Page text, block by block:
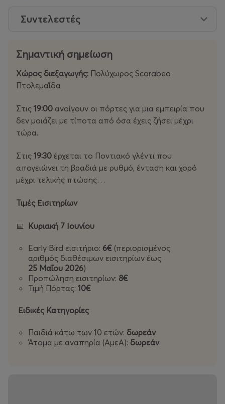
σου, κλείσε έγκαιρα. Αν πάλι έρθεις όρθιος, δεν αλλάζει
Δεν είναι ένα πανηγύρι. Είναι εμπειρία.
Οι πόρτες ανοίγουν στις 19:00 και το ποντιακό γλέντι
ξεκινά από τις 19:30 και συνεχίζεται όσο αντέξουμε…
Panigiri XΓιατί το πανηγύρι θέλει κέφι!
Facebook: https://www.facebook.com/profile.php?
Instagram: https://www.instagram.com/panigirix?
igsh=MXNhYmh5cnBhZjJ1Mw==
Tik Tok: https://www.tiktok.com/@panigirix?_r=1&_t=ZN-
Συντελεστές
Σημαντική σημείωση
Χώρος διεξαγωγής: Πολύχωρος Scarabeo
Πτολεμαΐδα
Στις 19:00 ανοίγουν οι πόρτες για μια εμπειρία που
δεν μοιάζει με τίποτα από όσα έχεις ζήσει μέχρι
τώρα.
Στις 19:30 έρχεται το Ποντιακό γλέντι που
απογειώνει τη βραδιά με ρυθμό, ένταση και χορό
μέχρι τελικής πτώσης…
Τιμές Εισιτηρίων
📅 Κυριακή 7 Ιουνίου
Early Bird εισιτήριο: 6€ (περιορισμένος
αριθμός διαθέσιμων εισιτηρίων έως
25 Μαΐου 2026)
Προπώληση εισιτηρίων: 8€
Τιμή Πόρτας: 10€
Ειδικές Κατηγορίες
Παιδιά κάτω των 10 ετών: δωρεάν
Άτομα με αναπηρία (ΑμεΑ): δωρεάν